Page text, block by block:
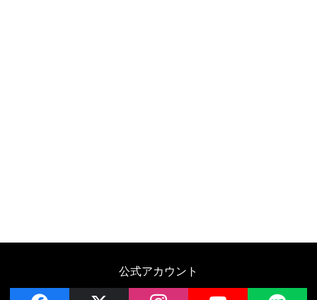
公式アカウント